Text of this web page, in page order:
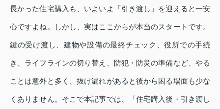
長かった住宅購入も、いよいよ「引き渡し」を迎えると一安
心ですよね。しかし、実はここからが本当のスタートです。
鍵の受け渡し、建物や設備の最終チェック、役所での手続
き、ライフラインの切り替え、防犯・防災の準備など、やる
ことは意外と多く、抜け漏れがあると後から困る場面も少な
くありません。そこで本記事では、「住宅購入後・引き渡し